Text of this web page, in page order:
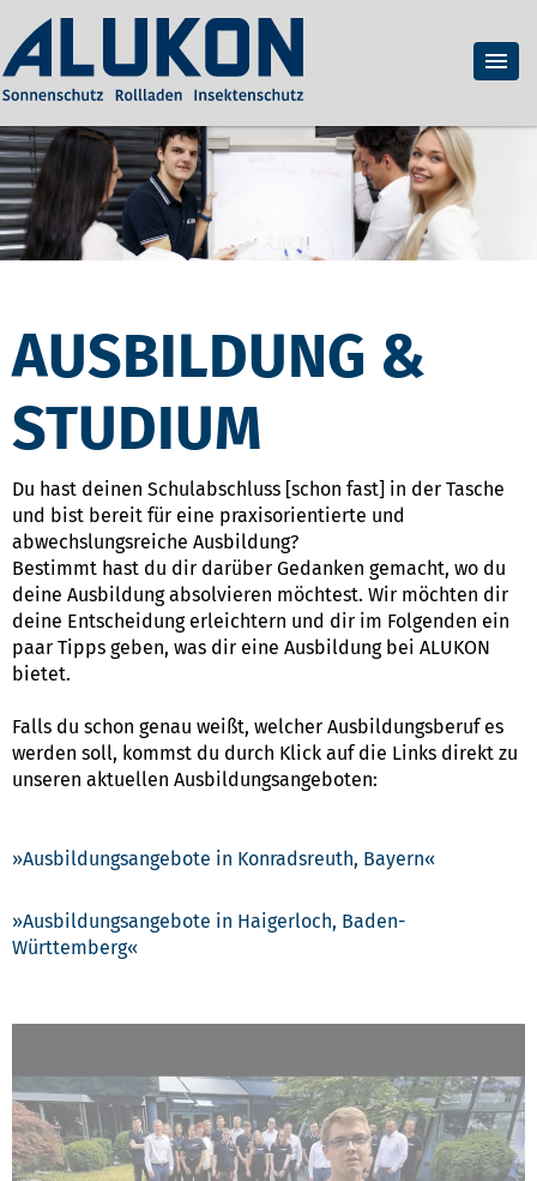
AUSBILDUNG &
STUDIUM
Du hast deinen Schulabschluss [schon fast] in der Tasche
und bist bereit für eine praxisorientierte und
abwechslungsreiche Ausbildung?
Bestimmt hast du dir darüber Gedanken gemacht, wo du
deine Ausbildung absolvieren möchtest. Wir möchten dir
deine Entscheidung erleichtern und dir im Folgenden ein
paar Tipps geben, was dir eine Ausbildung bei ALUKON
bietet.
Falls du schon genau weißt, welcher Ausbildungsberuf es
werden soll, kommst du durch Klick auf die Links direkt zu
unseren aktuellen Ausbildungsangeboten:
Ausbildungsangebote in Konradsreuth, Bayern
Ausbildungsangebote in Haigerloch, Baden-
Württemberg